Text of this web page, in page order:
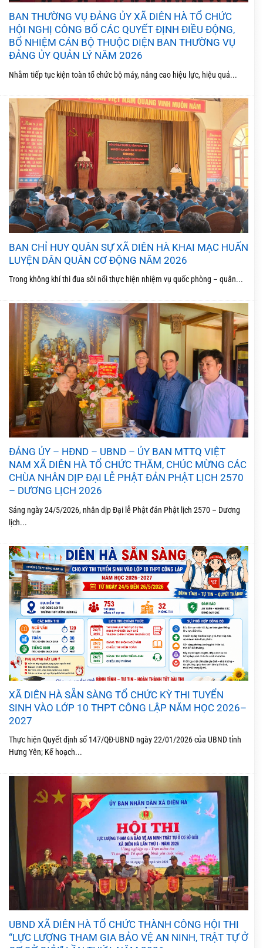
BAN THƯỜNG VỤ ĐẢNG ỦY XÃ DIÊN HÀ TỔ CHỨC
HỘI NGHỊ CÔNG BỐ CÁC QUYẾT ĐỊNH ĐIỀU ĐỘNG,
BỔ NHIỆM CÁN BỘ THUỘC DIỆN BAN THƯỜNG VỤ
ĐẢNG ỦY QUẢN LÝ NĂM 2026
Nhằm tiếp tục kiện toàn tổ chức bộ máy, nâng cao hiệu lực, hiệu quả...
BAN CHỈ HUY QUÂN SỰ XÃ DIÊN HÀ KHAI MẠC HUẤN
LUYỆN DÂN QUÂN CƠ ĐỘNG NĂM 2026
Trong không khí thi đua sôi nổi thực hiện nhiệm vụ quốc phòng – quân...
ĐẢNG ỦY – HĐND – UBND – ỦY BAN MTTQ VIỆT
NAM XÃ DIÊN HÀ TỔ CHỨC THĂM, CHÚC MỪNG CÁC
CHÙA NHÂN DỊP ĐẠI LỄ PHẬT ĐẢN PHẬT LỊCH 2570
– DƯƠNG LỊCH 2026
Sáng ngày 24/5/2026, nhân dịp Đại lễ Phật đản Phật lịch 2570 – Dương
lịch...
XÃ DIÊN HÀ SẴN SÀNG TỔ CHỨC KỲ THI TUYỂN
SINH VÀO LỚP 10 THPT CÔNG LẬP NĂM HỌC 2026–
2027
Thực hiện Quyết định số 147/QĐ-UBND ngày 22/01/2026 của UBND tỉnh
Hưng Yên; Kế hoạch...
UBND XÃ DIÊN HÀ TỔ CHỨC THÀNH CÔNG HỘI THI
“LỰC LƯỢNG THAM GIA BẢO VỆ AN NINH, TRẬT TỰ Ở